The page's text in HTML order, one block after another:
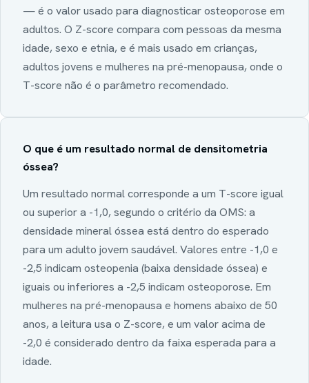
— é o valor usado para diagnosticar osteoporose em
adultos. O Z-score compara com pessoas da mesma
idade, sexo e etnia, e é mais usado em crianças,
adultos jovens e mulheres na pré-menopausa, onde o
T-score não é o parâmetro recomendado.
O que é um resultado normal de densitometria
óssea?
Um resultado normal corresponde a um T-score igual
ou superior a -1,0, segundo o critério da OMS: a
densidade mineral óssea está dentro do esperado
para um adulto jovem saudável. Valores entre -1,0 e
-2,5 indicam osteopenia (baixa densidade óssea) e
iguais ou inferiores a -2,5 indicam osteoporose. Em
mulheres na pré-menopausa e homens abaixo de 50
anos, a leitura usa o Z-score, e um valor acima de
-2,0 é considerado dentro da faixa esperada para a
idade.